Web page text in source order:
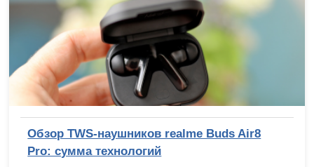
Обзор TWS-наушников realme Buds Air8
Pro: сумма технологий